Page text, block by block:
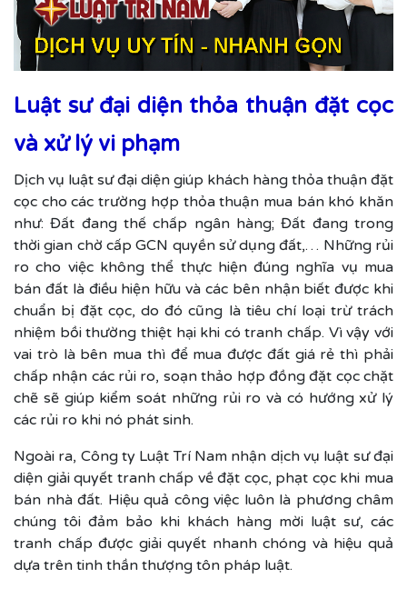
Luật sư đại diện thỏa thuận đặt cọc
và xử lý vi phạm
Dịch vụ luật sư đại diện giúp khách hàng thỏa thuận đặt
cọc cho các trường hợp thỏa thuận mua bán khó khăn
như: Đất đang thế chấp ngân hàng; Đất đang trong
thời gian chờ cấp GCN quyền sử dụng đất,… Những rủi
ro cho việc không thể thực hiện đúng nghĩa vụ mua
bán đất là điều hiện hữu và các bên nhận biết được khi
chuẩn bị đặt cọc, do đó cũng là tiêu chí loại trừ trách
nhiệm bồi thường thiệt hại khi có tranh chấp. Vì vậy với
vai trò là bên mua thì để mua được đất giá rẻ thì phải
chấp nhận các rủi ro, soạn thảo hợp đồng đặt cọc chặt
chẽ sẽ giúp kiểm soát những rủi ro và có hướng xử lý
các rủi ro khi nó phát sinh.
Ngoài ra, Công ty Luật Trí Nam nhận dịch vụ luật sư đại
diện giải quyết tranh chấp về đặt cọc, phạt cọc khi mua
bán nhà đất. Hiệu quả công việc luôn là phương châm
chúng tôi đảm bảo khi khách hàng mời luật sư, các
tranh chấp được giải quyết nhanh chóng và hiệu quả
dựa trên tinh thần thượng tôn pháp luật.